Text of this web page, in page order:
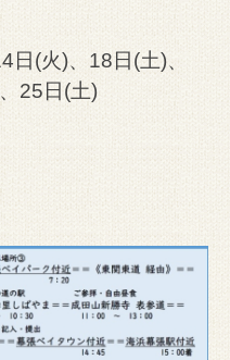
(火)、18日(土)、
25日(土)